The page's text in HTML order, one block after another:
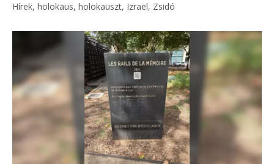
Hírek, holokaus, holokauszt, Izrael, Zsidó